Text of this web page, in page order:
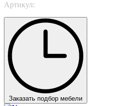
Артикул:
Заказать подбор мебели